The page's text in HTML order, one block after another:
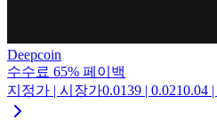
Deepcoin
수수료 65% 페이백
지정가 | 시장가0.0139 | 0.0210.04 |